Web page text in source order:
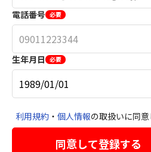
電話番号 必要
生年月日 必要
利用規約・ 個人情報の取扱いに同意
同意して登録する